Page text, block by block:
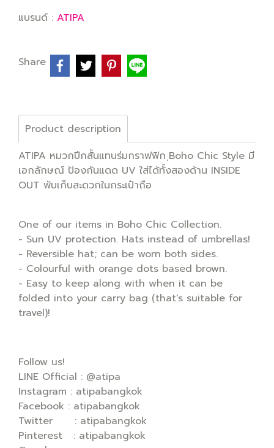
แบรนด์ : ATIPA
Share
Product description
ATIPA หมวกปีกสั้นแทนร่มกราฟฟิก ฺBoho Chic Style มี
เอกลักษณ์ ป้องกันแดด UV ใส่ได้ทั้งสองด้าน INSIDE
OUT พับเก็บสะดวกในกระเป๋าถือ
One of our items in Boho Chic Collection.
- Sun UV protection. Hats instead of umbrellas!
- Reversible hat; can be worn both sides.
- Colourful with orange dots based brown.
- Easy to keep along with when it can be
folded into your carry bag (that's suitable for
travel)!
Follow us!
LINE Official : @atipa
Instagram : atipabangkok
Facebook : atipabangkok
Twitter : atipabangkok
Pinterest : atipabangkok